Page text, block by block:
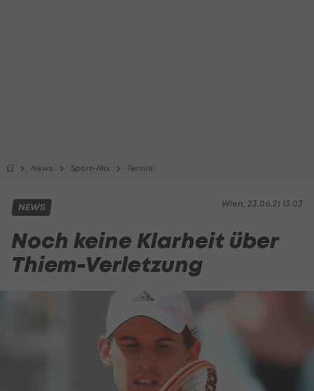
News Sport-Mix Tennis
Wien, 23.06.21 13:03
NEWS
Noch keine Klarheit über
Thiem-Verletzung